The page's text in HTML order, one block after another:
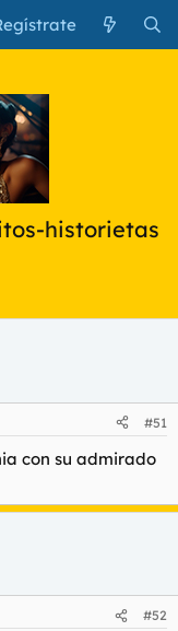
historietas
#51
con su admirado
#52